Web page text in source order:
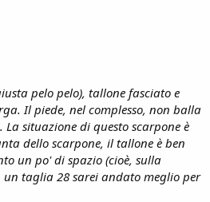
pelo pelo), tallone fasciato e
Il piede, nel complesso, non balla
situazione di questo scarpone è
dello scarpone, il tallone è ben
un po' di spazio (cioè, sulla
un taglia 28 sarei andato meglio per